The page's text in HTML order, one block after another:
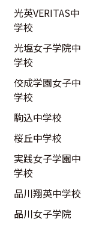
光英VERITAS中
学校
光塩女子学院中
学校
佼成学園女子中
学校
駒込中学校
桜丘中学校
実践女子学園中
学校
品川翔英中学校
品川女子学院